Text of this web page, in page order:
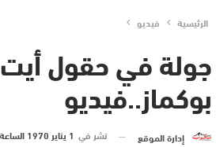
الرئيسية فيديو
جولة في حقول أيت
بوكماز..فيديو
إدارة الموقع نشر في 1 يناير 1970 الساعة 12 و 00 دقيقة